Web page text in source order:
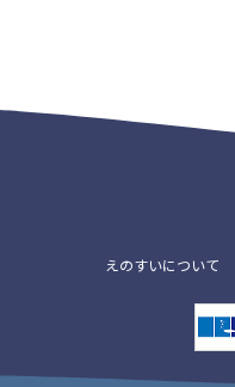
えのすいについて